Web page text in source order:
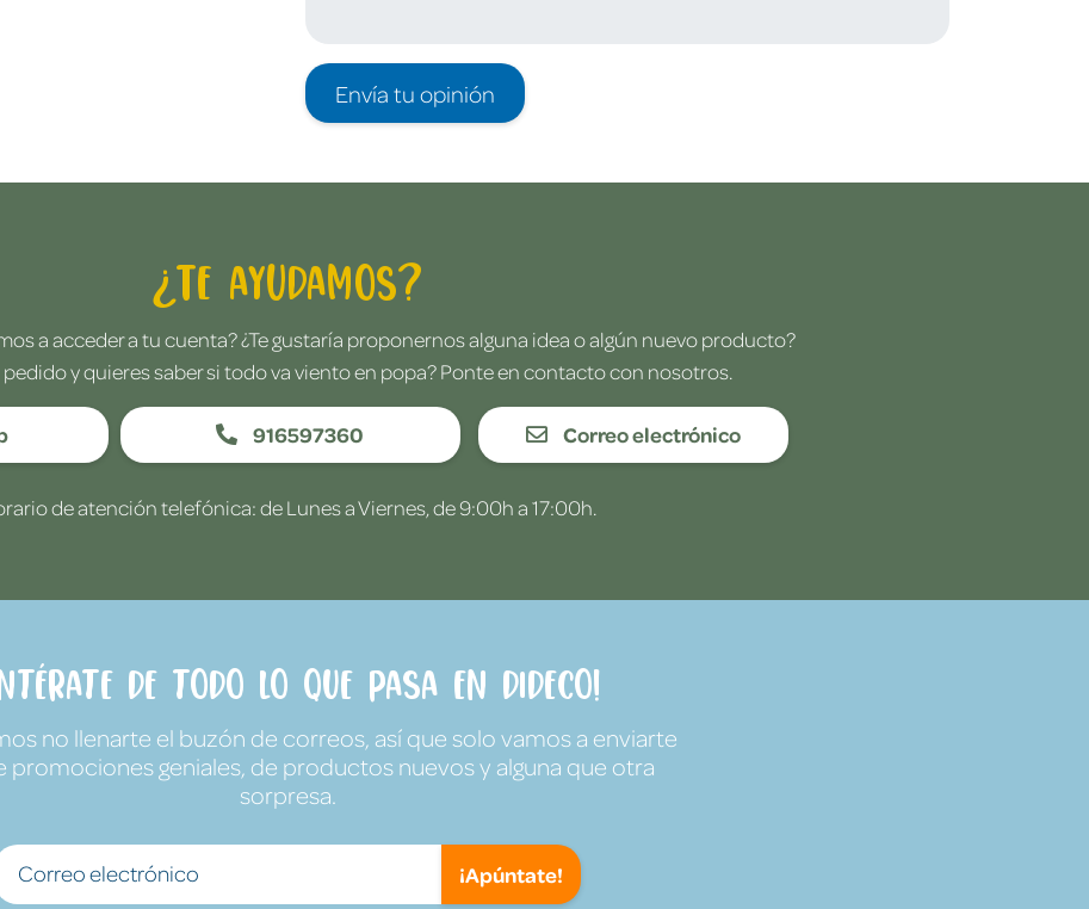
Envía tu opinión
¿Te ayudamos?
a acceder a tu cuenta? ¿Te gustaría proponernos alguna idea o algún nuevo producto?
y quieres saber si todo va viento en popa? Ponte en contacto con nosotros.
916597360 Correo electrónico
de atención telefónica: de Lunes a Viernes, de 9:00h a 17:00h.
de todo lo que pasa en Dideco!
no llenarte el buzón de correos, así que solo vamos a enviarte
promociones geniales, de productos nuevos y alguna que otra
sorpresa.
¡Apúntate!